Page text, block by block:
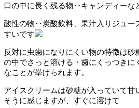
口の中に長く残る物‥キャンディーな
酸性の物‥炭酸飲料、果汁入りジュー
すいです
反対に虫歯になりにくい物の特徴は砂
の中でさっと溶ける・歯にくっつきに
なことが挙げられます。
アイスクリームは砂糖が入っていて甘
そうに感じますが、すぐに溶けて